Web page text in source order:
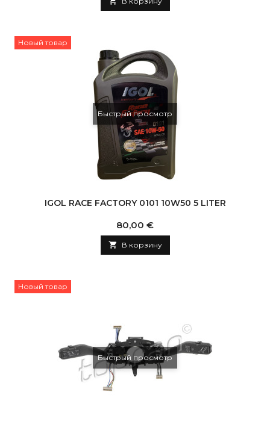
Новый товар
Быстрый просмотр
IGOL RACE FACTORY 0101 10W50 5 LITER
Цена
80,00 €
 В корзину
Новый товар
Быстрый просмотр